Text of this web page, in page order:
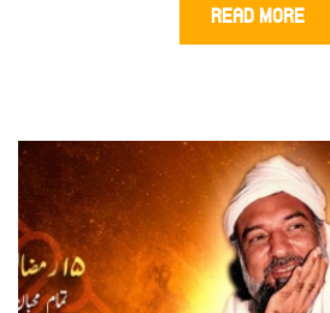
READ MORE